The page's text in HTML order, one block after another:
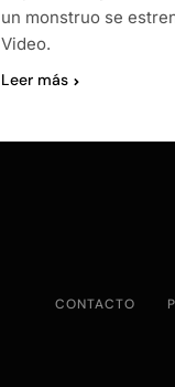
un monstruo se
Video.
Leer más
CONTACTO